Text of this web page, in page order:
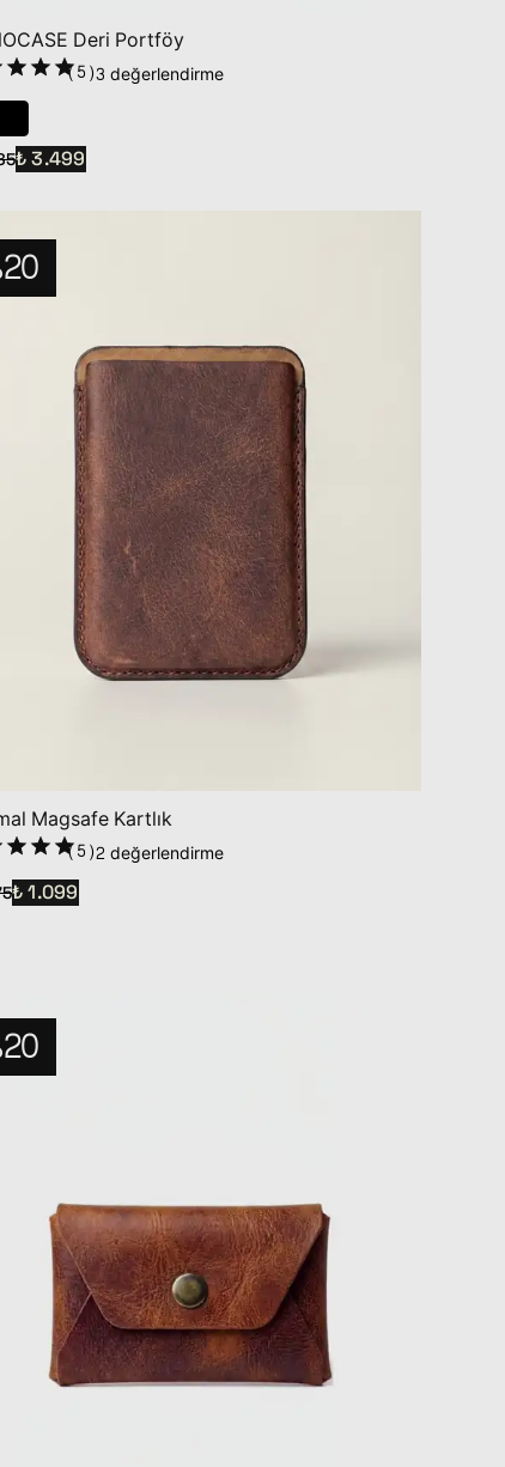
Deri Portföy
(5)3 değerlendirme
₺ 3.499
Magsafe Kartlık
(5)2 değerlendirme
₺ 1.099